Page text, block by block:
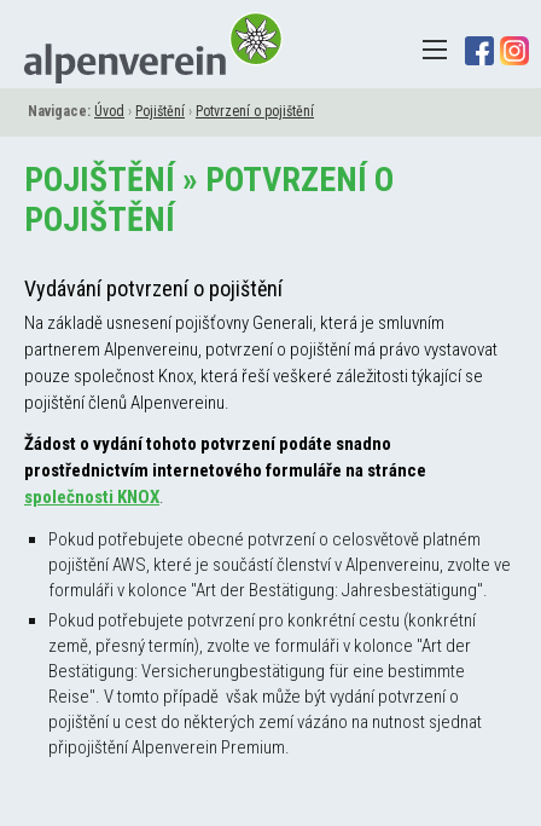
Navigace: Úvod › Pojištění › Potvrzení o pojištění
POJIŠTĚNÍ » POTVRZENÍ O
POJIŠTĚNÍ
Vydávání potvrzení o pojištění
Na základě usnesení pojišťovny Generali, která je smluvním
partnerem Alpenvereinu, potvrzení o pojištění má právo vystavovat
pouze společnost Knox, která řeší veškeré záležitosti týkající se
pojištění členů Alpenvereinu.
Žádost o vydání tohoto potvrzení podáte snadno
prostřednictvím internetového formuláře na stránce
společnosti KNOX.
Pokud potřebujete obecné potvrzení o celosvětově platném
pojištění AWS, které je součástí členství v Alpenvereinu, zvolte ve
formuláři v kolonce "Art der Bestätigung: Jahresbestätigung".
Pokud potřebujete potvrzení pro konkrétní cestu (konkrétní
země, přesný termín), zvolte ve formuláři v kolonce "Art der
Bestätigung: Versicherungbestätigung für eine bestimmte
Reise". V tomto případě však může být vydání potvrzení o
pojištění u cest do některých zemí vázáno na nutnost sjednat
připojištění Alpenverein Premium.